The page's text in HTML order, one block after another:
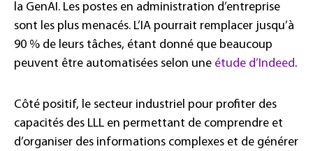
la GenAI. Les postes en administration d’entreprise
sont les plus menacés. L’IA pourrait remplacer jusqu’à
90 % de leurs tâches, étant donné que beaucoup
peuvent être automatisées selon une étude d’Indeed.
Côté positif, le secteur industriel pour profiter des
capacités des LLL en permettant de comprendre et
d’organiser des informations complexes et de générer